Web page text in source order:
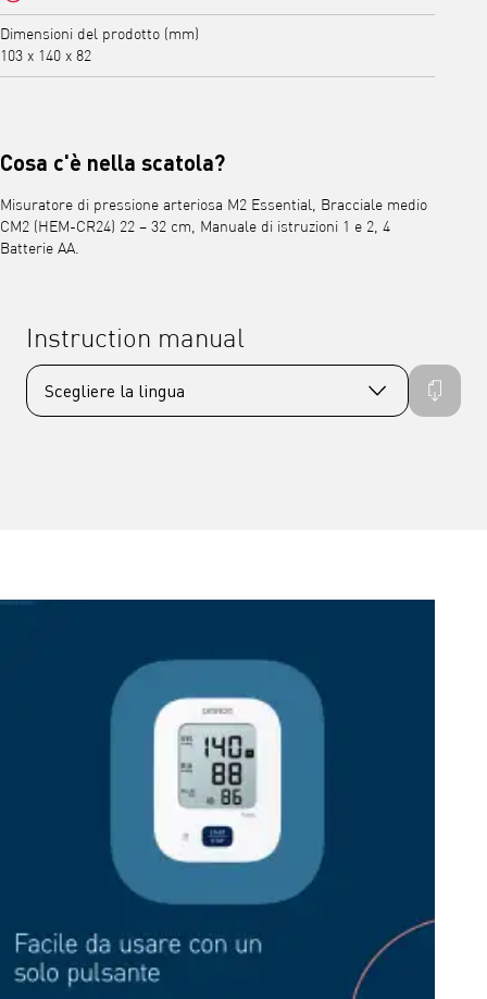
No
Dimensioni del prodotto (mm)
103 x 140 x 82
Cosa c'è nella scatola?
Misuratore di pressione arteriosa M2 Essential, Bracciale medio
CM2 (HEM-CR24) 22 – 32 cm, Manuale di istruzioni 1 e 2, 4
Batterie AA.
Instruction manual